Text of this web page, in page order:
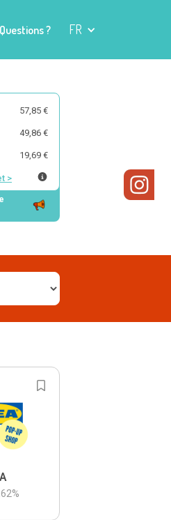
Questions ? FR
57,85 €
49,86 €
19,69 €
>
%